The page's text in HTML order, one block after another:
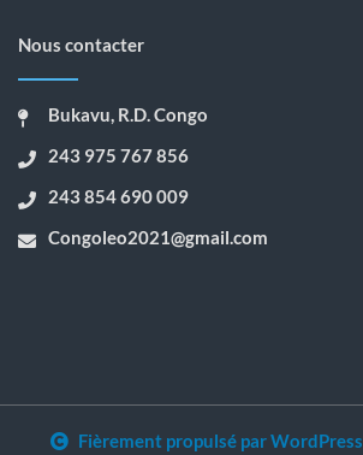
Nous contacter
Bukavu, R.D. Congo
243 975 767 856
243 854 690 009
Congoleo2021@gmail.com
Fièrement propulsé par WordPress